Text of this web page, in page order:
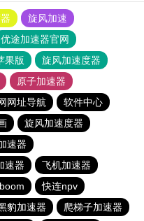
旋风加速
优途加速器官网
果版
旋风加速度器
原子加速器
网址导航
软件中心
旋风加速度器
速器
速器
飞机加速器
快连npv
豹加速器
爬梯子加速器